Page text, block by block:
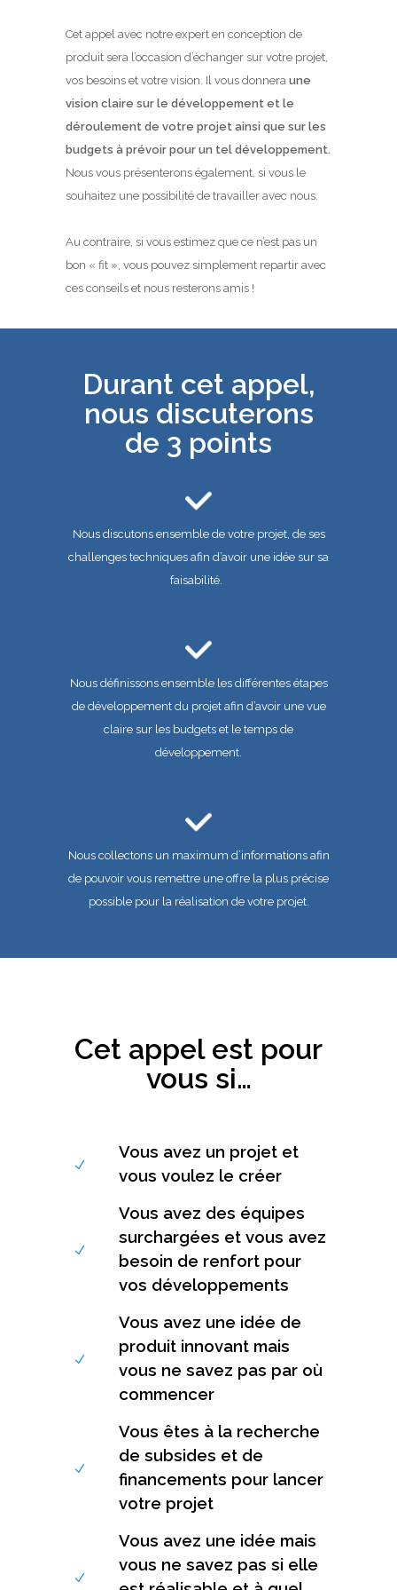
Cet appel avec notre expert en conception de
produit sera l’occasion d’échanger sur votre projet,
vos besoins et votre vision. Il vous donnera une
vision claire sur le développement et le
déroulement de votre projet ainsi que sur les
budgets à prévoir pour un tel développement.
Nous vous présenterons également, si vous le
souhaitez une possibilité de travailler avec nous.
Au contraire, si vous estimez que ce n’est pas un
bon « fit », vous pouvez simplement repartir avec
ces conseils et nous resterons amis !
Durant cet appel,
nous discuterons
de 3 points
Nous discutons ensemble de votre projet, de ses
challenges techniques afin d’avoir une idée sur sa
faisabilité.
Nous définissons ensemble les différentes étapes
de développement du projet afin d’avoir une vue
claire sur les budgets et le temps de
développement.
Nous collectons un maximum d’informations afin
de pouvoir vous remettre une offre la plus précise
possible pour la réalisation de votre projet.
Cet appel est pour
vous si…
Vous avez un projet et
vous voulez le créer
Vous avez des équipes
surchargées et vous avez
besoin de renfort pour
vos développements
Vous avez une idée de
produit innovant mais
vous ne savez pas par où
commencer
Vous êtes à la recherche
de subsides et de
financements pour lancer
votre projet
Vous avez une idée mais
vous ne savez pas si elle